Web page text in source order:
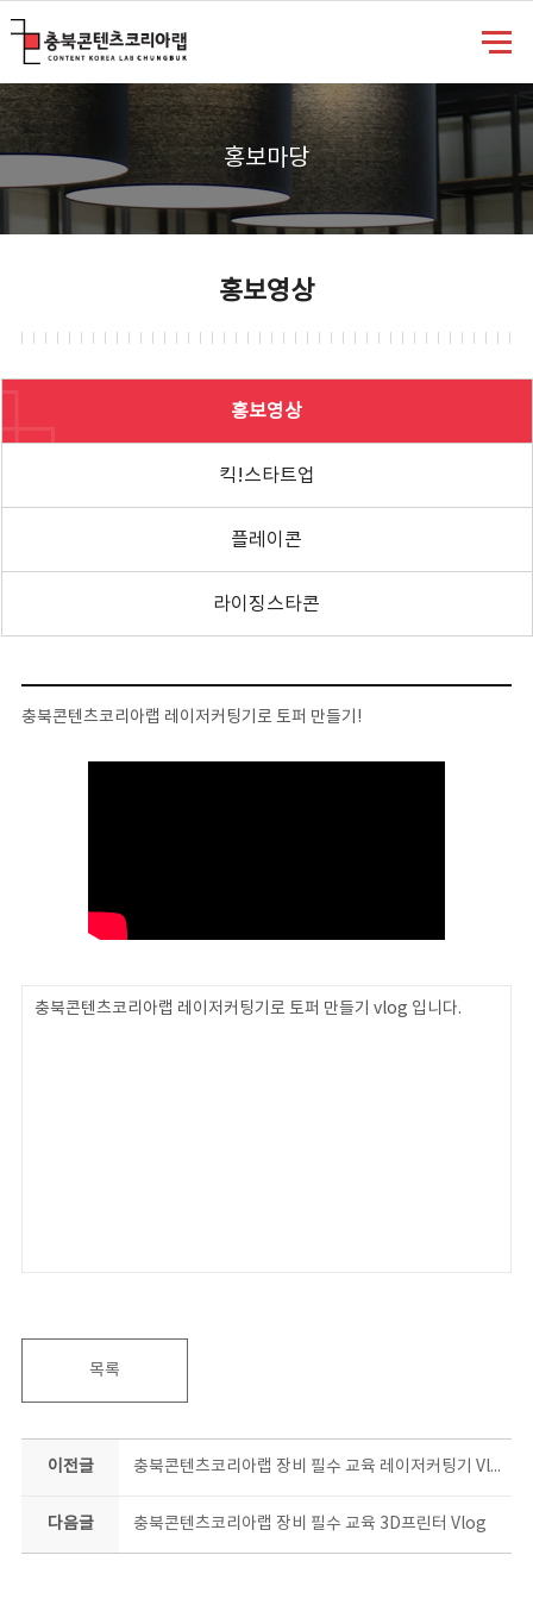
홍보마당
홍보영상
홍보영상
킥!스타트업
플레이콘
라이징스타콘
충북콘텐츠코리아랩 레이저커팅기로 토퍼 만들기!
충북콘텐츠코리아랩 레이저커팅기로 토퍼 만들기 vlog 입니다.
목록
이전글 충북콘텐츠코리아랩 장비 필수 교육 레이저커팅기 Vlog
다음글 충북콘텐츠코리아랩 장비 필수 교육 3D프린터 Vlog